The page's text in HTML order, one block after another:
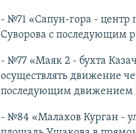
- №71 «Сапун-гора - центр
Суворова с последующим
- №77 «Маяк 2 - бухта
осуществлять движение
последующим движением
- №84 «Малахов Курган -